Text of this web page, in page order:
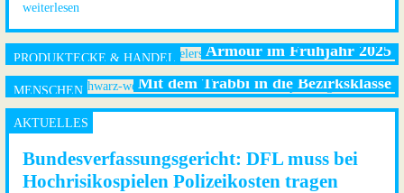
weiterlesen
Die neuen Fußballschuhe von Mizuno und Under
Armour im Frühjahr 2025
Mit dem Trabbi in die Bezirksklasse
Bundesverfassungsgericht: DFL muss bei
Hochrisikospielen Polizeikosten tragen